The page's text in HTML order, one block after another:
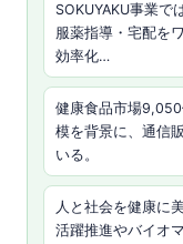
SOKUYAKU事業で
服薬指導・宅配を
効率化…
健康食品市場
模を背景に、通信
いる。
人と社会を健康に
活躍推進やバイオ